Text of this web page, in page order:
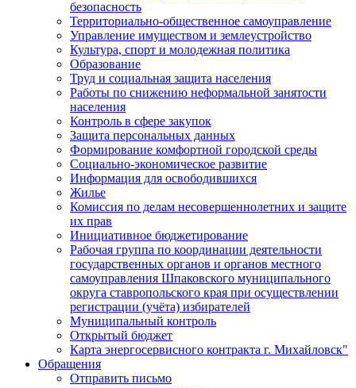
безопасность
Территориально-общественное самоуправление
Управление имуществом и землеустройство
Культура, спорт и молодежная политика
Образование
Труд и социальная защита населения
Работы по снижению неформальной занятости
населения
Контроль в сфере закупок
Защита персональных данных
Формирование комфортной городской среды
Социально-экономическое развитие
Информация для освободившихся
Жилье
Комиссия по делам несовершеннолетних и защите
их прав
Инициативное бюджетирование
Рабочая группа по координации деятельности
государственных органов и органов местного
самоуправления Шпаковского муниципального
округа ставропольского края при осуществлении
регистрации (учёта) избирателей
Муниципальный контроль
Открытый бюджет
Карта энергосервисного контракта г. Михайловск"
Обращения
Отправить письмо